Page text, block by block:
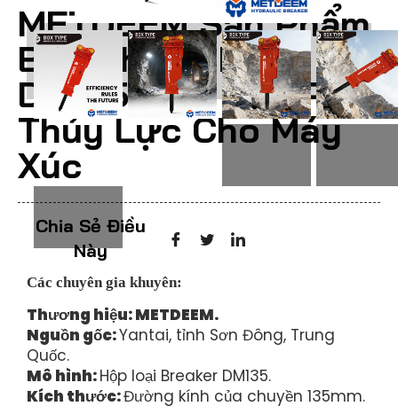
METDEEM Sản Phẩm
Bán Chạy Nhất
DM135 Loại Hộp Phá
Thủy Lực Cho Máy
Xúc
Chia Sẻ Điều
Này
Các chuyên gia khuyên:
Thương hiệu: METDEEM.
Nguồn gốc:Yantai, tỉnh Sơn Đông, Trung
Quốc.
Mô hình:Hộp loại Breaker DM135.
Kích thước:Đường kính của chuyền 135mm.